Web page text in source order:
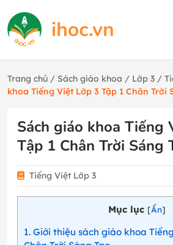
Trang chủ / Sách giáo khoa / Lớp 3 /
khoa Tiếng Việt Lớp 3 Tập 1 Chân Trời
Sách giáo khoa Tiếng
Tập 1 Chân Trời Sáng
Tiếng Việt Lớp 3
Mục lục [Ẩn]
1 Giới thiệu sách giáo khoa